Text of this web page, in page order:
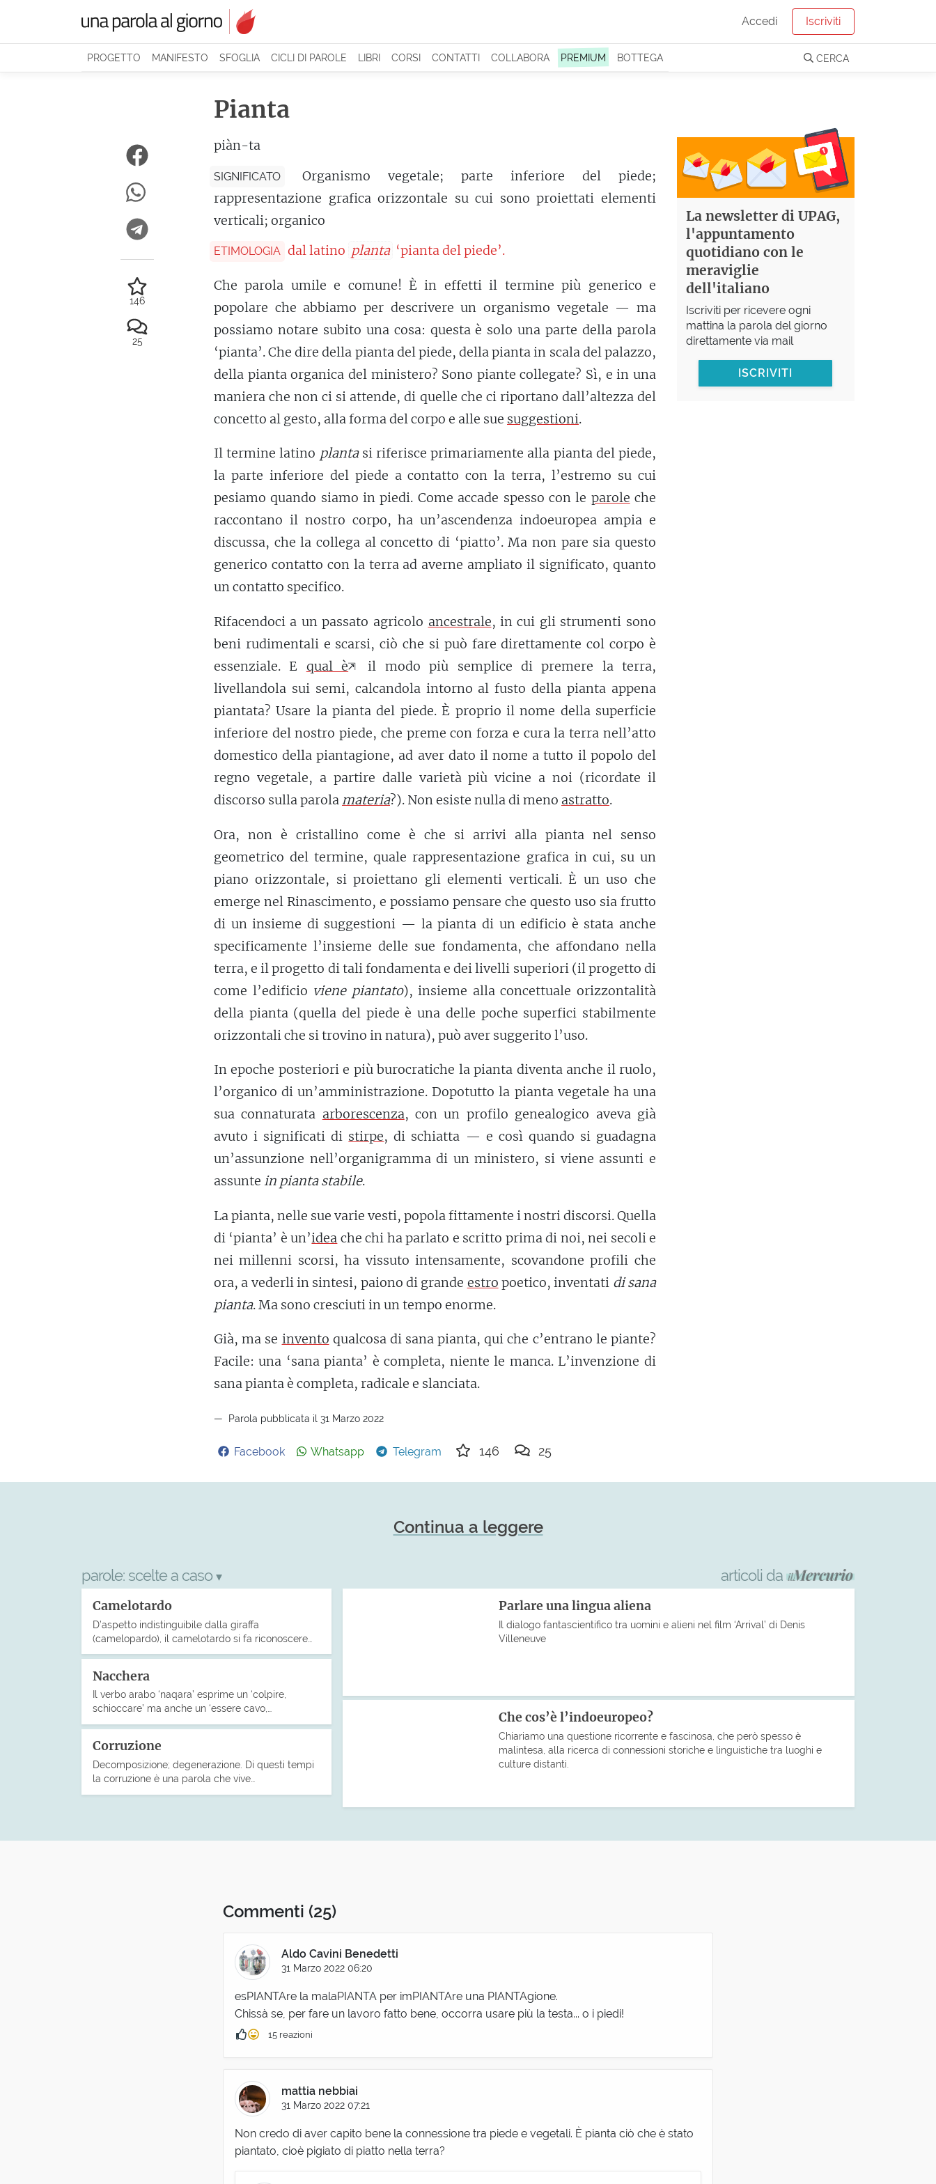
Accedi Iscriviti
PROGETTO MANIFESTO SFOGLIA CICLI DI PAROLE LIBRI CORSI CONTATTI COLLABORA PREMIUM BOTTEGA CERCA
Pianta
piàn-ta
SIGNIFICATO
Organismo vegetale; parte inferiore del piede;
rappresentazione grafica orizzontale su cui sono proiettati elementi
verticali; organico
ETIMOLOGIA dal latino planta ‘pianta del piede’.
Che parola umile e comune! È in effetti il termine più generico e
popolare che abbiamo per descrivere un organismo vegetale — ma
possiamo notare subito una cosa: questa è solo una parte della parola
‘pianta’. Che dire della pianta del piede, della pianta in scala del palazzo,
della pianta organica del ministero? Sono piante collegate? Sì, e in una
maniera che non ci si attende, di quelle che ci riportano dall’altezza del
concetto al gesto, alla forma del corpo e alle sue suggestioni.
Il termine latino plantasi riferisce primariamente alla pianta del piede,
la parte inferiore del piede a contatto con la terra, l’estremo su cui
pesiamo quando siamo in piedi. Come accade spesso con le parole che
raccontano il nostro corpo, ha un’ascendenza indoeuropea ampia e
discussa, che la collega al concetto di ‘piatto’. Ma non pare sia questo
generico contatto con la terra ad averne ampliato il significato, quanto
un contatto specifico.
Rifacendoci a un passato agricolo ancestrale, in cui gli strumenti sono
beni rudimentali e scarsi, ciò che si può fare direttamente col corpo è
essenziale. E qual è
il modo più semplice di premere la terra,
livellandola sui semi, calcandola intorno al fusto della pianta appena
piantata? Usare la pianta del piede. È proprio il nome della superficie
inferiore del nostro piede, che preme con forza e cura la terra nell’atto
domestico della piantagione, ad aver dato il nome a tutto il popolo del
regno vegetale, a partire dalle varietà più vicine a noi (ricordate il
discorso sulla parola materia?). Non esiste nulla di meno astratto.
Ora, non è cristallino come è che si arrivi alla pianta nel senso
geometrico del termine, quale rappresentazione grafica in cui, su un
piano orizzontale, si proiettano gli elementi verticali. È un uso che
emerge nel Rinascimento, e possiamo pensare che questo uso sia frutto
di un insieme di suggestioni — la pianta di un edificio è stata anche
specificamente l’insieme delle sue fondamenta, che affondano nella
terra, e il progetto di tali fondamenta e dei livelli superiori (il progetto di
come l’edificio viene piantato), insieme alla concettuale orizzontalità
della pianta (quella del piede è una delle poche superfici stabilmente
orizzontali che si trovino in natura), può aver suggerito l’uso.
In epoche posteriori e più burocratiche la pianta diventa anche il ruolo,
l’organico di un’amministrazione. Dopotutto la pianta vegetale ha una
sua connaturata arborescenza, con un profilo genealogico aveva già
avuto i significati di stirpe, di schiatta — e così quando si guadagna
un’assunzione nell’organigramma di un ministero, si viene assunti e
assunte in pianta stabile.
La pianta, nelle sue varie vesti, popola fittamente i nostri discorsi. Quella
di ‘pianta’ è un’idea che chi ha parlato e scritto prima di noi, nei secoli e
nei millenni scorsi, ha vissuto intensamente, scovandone profili che
ora, a vederli in sintesi, paiono di grande estro poetico, inventati di sana
pianta. Ma sono cresciuti in un tempo enorme.
Già, ma se invento qualcosa di sana pianta, qui che c’entrano le piante?
Facile: una ‘sana pianta’ è completa, niente le manca. L’invenzione di
sana pianta è completa, radicale e slanciata.
Parola pubblicata il 31 Marzo 2022
Facebook Whatsapp Telegram 146 25
146
25
La newsletter di UPAG,
l'appuntamento
quotidiano con le
meraviglie
dell'italiano
Iscriviti per ricevere ogni
mattina la parola del giorno
direttamente via mail
ISCRIVITI
Continua a leggere
parole: scelte a caso ▾
Camelotardo
D’aspetto indistinguibile dalla giraffa
(camelopardo), il camelotardo si fa riconoscere…
Nacchera
Il verbo arabo ‘naqara’ esprime un ‘colpire,
schioccare’ ma anche un ‘essere cavo,…
Corruzione
Decomposizione; degenerazione. Di questi tempi
la corruzione è una parola che vive…
articoli da
Parlare una lingua aliena
Il dialogo fantascientifico tra uomini e alieni nel film ‘Arrival’ di Denis
Villeneuve
Che cos’è l’indoeuropeo?
Chiariamo una questione ricorrente e fascinosa, che però spesso è
malintesa, alla ricerca di connessioni storiche e linguistiche tra luoghi e
culture distanti.
Commenti (25)
Aldo Cavini Benedetti
31 Marzo 2022 06:20
esPIANTAre la malaPIANTA per imPIANTAre una PIANTAgione.
Chissà se, per fare un lavoro fatto bene, occorra usare più la testa... o i piedi!
15 reazioni
mattia nebbiai
31 Marzo 2022 07:21
Non credo di aver capito bene la connessione tra piede e vegetali. È pianta ciò che è stato
piantato, cioè pigiato di piatto nella terra?